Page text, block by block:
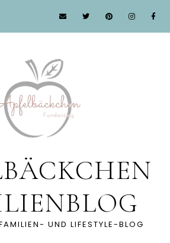
UND LIFESTYLE-BLOG